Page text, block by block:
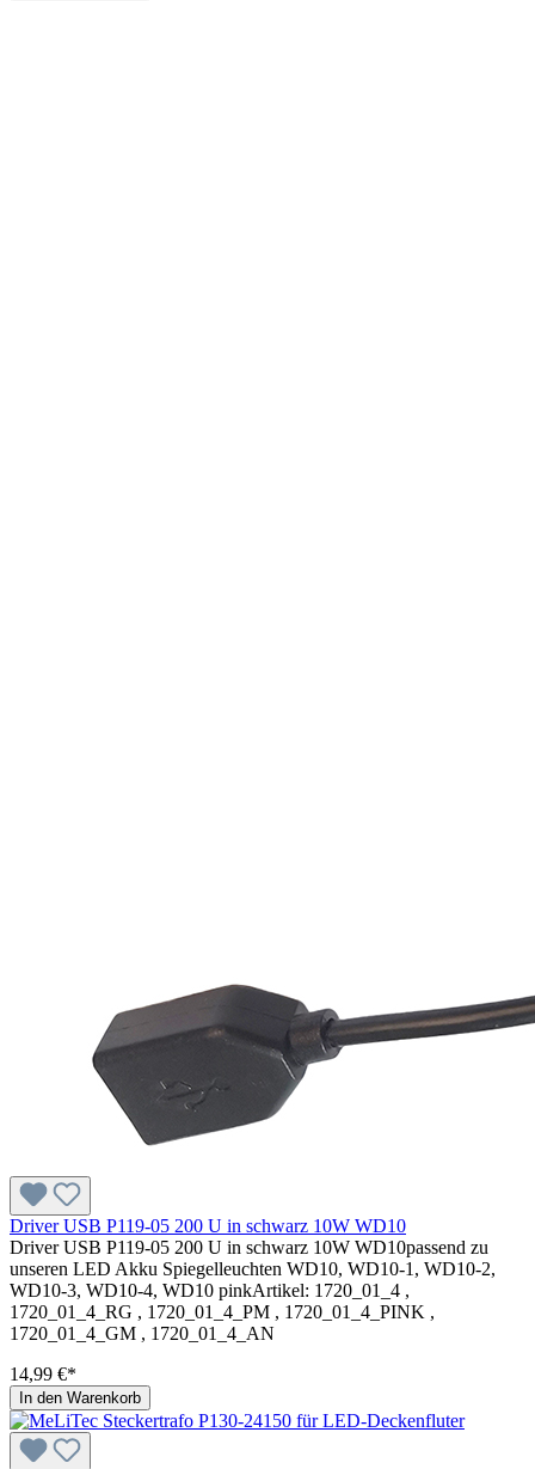
Driver USB P119-05 200 U in schwarz 10W WD10
Driver USB P119-05 200 U in schwarz 10W WD10passend zu
unseren LED Akku Spiegelleuchten WD10, WD10-1, WD10-2,
WD10-3, WD10-4, WD10 pinkArtikel: 1720_01_4 ,
1720_01_4_RG , 1720_01_4_PM , 1720_01_4_PINK ,
1720_01_4_GM , 1720_01_4_AN
14,99 €*
In den Warenkorb